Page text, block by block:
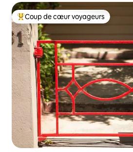
Coups de cœur voyageurs les plus
Coup de cœur voyageurs